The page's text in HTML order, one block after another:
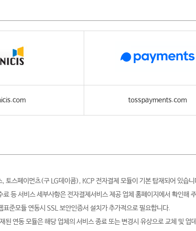
tosspayments.com
, 토스페이먼츠(구 LG데이콤), KCP 전자결제 모듈이 기본 탑재되어 있습
료 등 서비스 세부사항은 전자결제서비스 제공 업체 홈페이지에서 확인해
준모듈 연동시 SSL 보안인증서 설치가 추가적으로 필요합니다.
된 연동 모듈은 해당 업체의 서비스 종료 또는 변경시 유상으로 교체 및 업